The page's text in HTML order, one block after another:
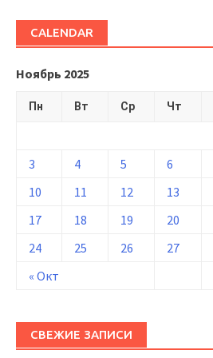
CALENDAR
Ноябрь 2025
Пн Вт Ср Чт
« Окт
3
4 5 6
10
11 12 13
17
18 19 20
24
25 26 27
СВЕЖИЕ ЗАПИСИ